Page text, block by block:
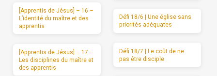
[Apprentis de Jésus] – 16 –
L’identité du maître et des
apprentis
[Apprentis de Jésus] – 17 –
Les disciplines du maître et
des apprentis
Défi 18/6 | Une église sans
priorités adéquates
Défi 18/7 | Le coût de ne
pas être disciple